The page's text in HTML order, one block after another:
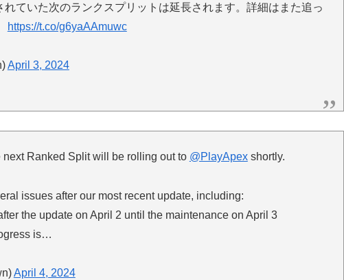
れていた次のランクスプリットは延長されます。詳細はまた追っ
https://t.co/g6yaAAmuwc
April 3, 2024
next Ranked Split will be rolling out to @PlayApexshortly.
issues after our most recent update, including:
the update on April 2 until the maintenance on April 3
is…
April 4, 2024